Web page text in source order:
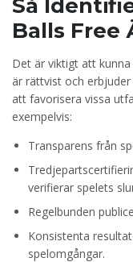
Så
Balls Free
Det är viktigt att
är rättvist och
att favorisera vissa
exempelvis:
Transparens från
verifierar spelets
Regelbunden
Konsistenta
spelomgångar.